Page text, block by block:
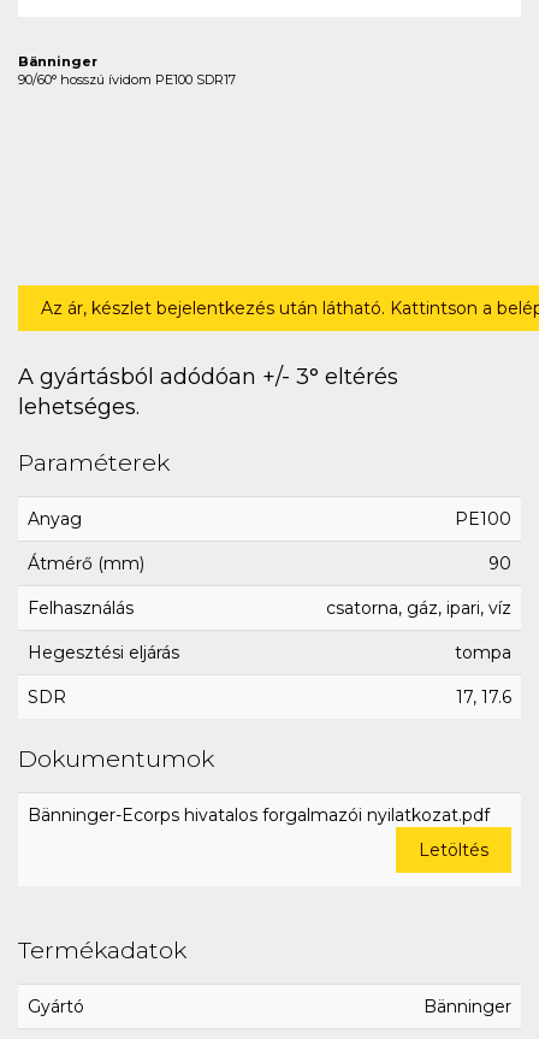
Bänninger
90/60° hosszú ívidom PE100 SDR17
Az ár, készlet bejelentkezés után látható. Kattintson a
A gyártásból adódóan +/- 3° eltérés
lehetséges.
Paraméterek
Anyag PE100
Átmérő (mm) 90
Felhasználás csatorna, gáz, ipari, víz
Hegesztési eljárás tompa
SDR 17, 17.6
Dokumentumok
Bänninger-Ecorps hivatalos forgalmazói nyilatkozat.pdf
Letöltés
Termékadatok
Gyártó Bänninger